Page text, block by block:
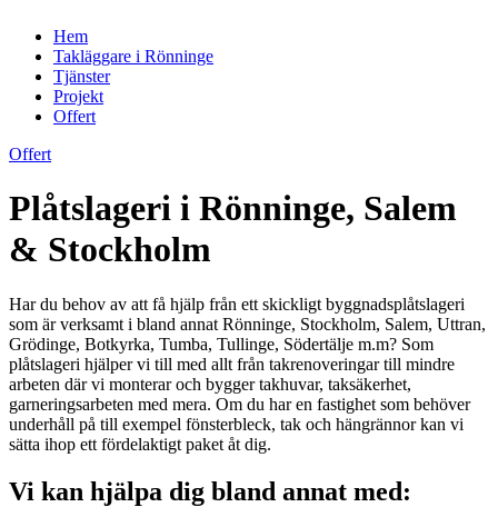
Hem
Takläggare i Rönninge
Tjänster
Projekt
Offert
Offert
Plåtslageri i Rönninge, Salem
& Stockholm
Har du behov av att få hjälp från ett skickligt byggnadsplåtslageri
som är verksamt i bland annat Rönninge, Stockholm, Salem, Uttran,
Grödinge, Botkyrka, Tumba, Tullinge, Södertälje m.m? Som
plåtslageri hjälper vi till med allt från takrenoveringar till mindre
arbeten där vi monterar och bygger takhuvar, taksäkerhet,
garneringsarbeten med mera. Om du har en fastighet som behöver
underhåll på till exempel fönsterbleck, tak och hängrännor kan vi
sätta ihop ett fördelaktigt paket åt dig.
Vi kan hjälpa dig bland annat med: